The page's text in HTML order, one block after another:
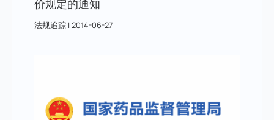
价规定的通知
法规追踪 |2014-06-27